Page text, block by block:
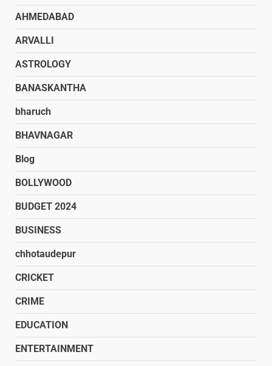
AHMEDABAD
ARVALLI
ASTROLOGY
BANASKANTHA
bharuch
BHAVNAGAR
Blog
BOLLYWOOD
BUDGET 2024
BUSINESS
chhotaudepur
CRICKET
CRIME
EDUCATION
ENTERTAINMENT